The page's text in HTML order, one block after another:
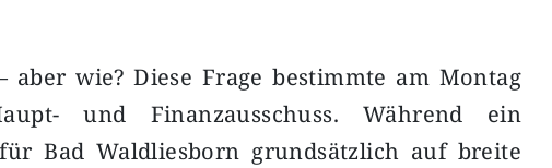
aber wie? Diese Frage bestimmte am Montag
und Finanzausschuss. Während ein
Bad Waldliesborn grundsätzlich auf breite